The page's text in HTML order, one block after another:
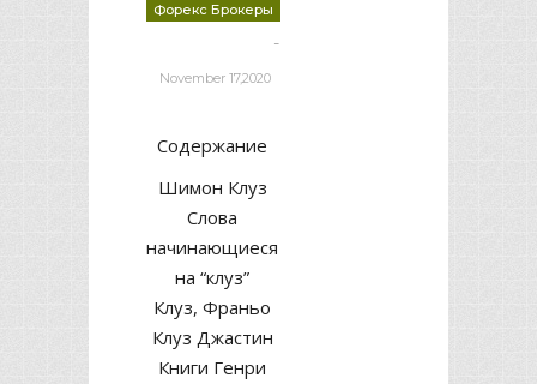
Форекс Брокеры
-
November 17,2020
Содержание
Шимон Клуз
Слова
начинающиеся
на “клуз”
Клуз, Франьо
Клуз Джастин
Книги Генри